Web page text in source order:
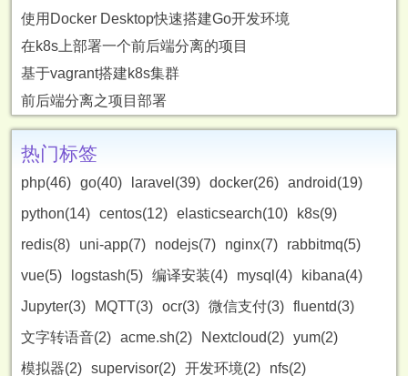
使用Docker Desktop快速搭建Go开发环境
在k8s上部署一个前后端分离的项目
基于vagrant搭建k8s集群
前后端分离之项目部署
热门标签
php(46) go(40) laravel(39) docker(26) android(19)
python(14) centos(12) elasticsearch(10)
k8s(9)
redis(8)
uni-app(7) nodejs(7) nginx(7)
rabbitmq(5)
vue(5)
logstash(5) 编译安装(4) mysql(4)
kibana(4)
Jupyter(3)
MQTT(3) ocr(3) 微信支付(3) fluentd(3)
文字转语音(2) acme.sh(2) Nextcloud(2) yum(2)
模拟器(2) supervisor(2) 开发环境(2)
nfs(2)